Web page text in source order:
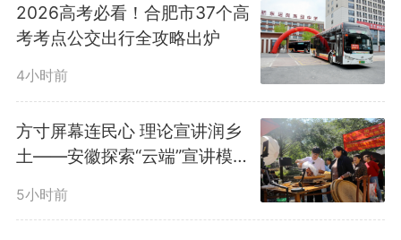
之后，景区工作人员耐心答
复，“不方便还的话，您留着用也
没关系”。就这样，不用登记个人
2026高考必看！合肥市37个高
考考点公交出行全攻略出炉
4小时前
方寸屏幕连民心 理论宣讲润乡
土——安徽探索“云端”宣讲模式
5小时前